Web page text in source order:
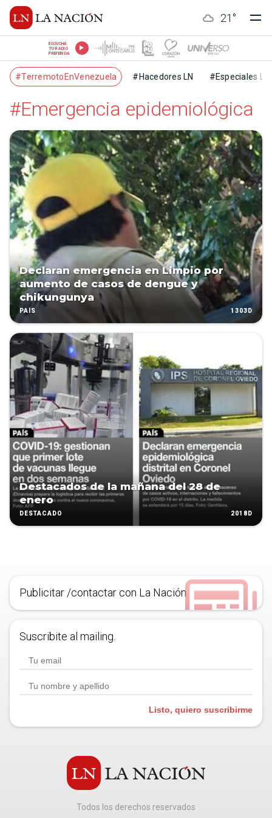
21 °
ESCUCHÁ
TU RADIO
PREFERIDA
#TerremotoEnVenezuela #Hacedores LN #Especiales LN
#Emergencia epidemiológica
Declaran emergencia en Limpio por
aumento de casos de dengue y
chikungunya
PAÍS 1303D
Destacados de la mañana del 28 de
enero
DESTACADO 2018D
Publicitar /contactar con La Nación
Suscribite al mailing.
Listo, quiero suscribirme
Todos los derechos reservados